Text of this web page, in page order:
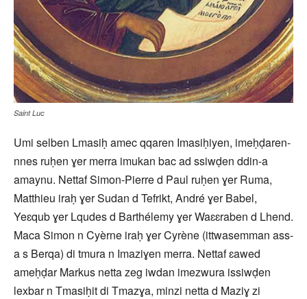
Saint Luc
Umi selben Lmasiḥ amec qqaren Imasiḥiyen, imeḥḍaren-
nnes ruḥen ɣer merra imukan bac ad ssiwḍen ddin-a
amaynu. Nettaf Simon-Pierre d Paul ruḥen ɣer Ruma,
Matthieu iraḥ ɣer Sudan d Tefrikt, André ɣer Babel,
Yeɛqub ɣer Lqudes d Barthélemy ɣer Waɛɛraben d Lhend.
Maca Simon n Cyèrne iraḥ ɣer Cyrène (ittwasemman ass-
a s Berqa) di tmura n Imaziɣen merra. Nettaf ɛawed
ameḥḍar Markus netta zeg iwdan imezwura issiwḍen
lexbar n Tmasiḥit di Tmazɣa, minzi netta d Maziɣ zi